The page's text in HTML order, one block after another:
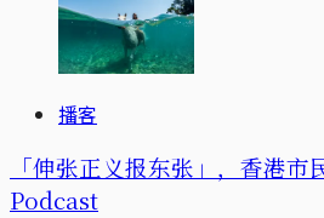
播客
「伸张正义报东张」，香港市
Podcast